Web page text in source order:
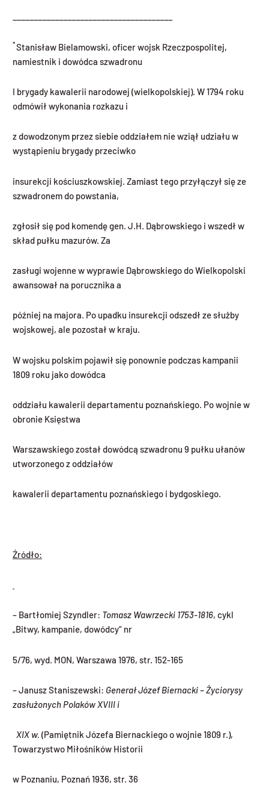
*Stanisław Bielamowski, oficer wojsk Rzeczpospolitej,
namiestnik i dowódca szwadronu
I brygady kawalerii narodowej (wielkopolskiej). W 1794 roku
odmówił wykonania rozkazu i
z dowodzonym przez siebie oddziałem nie wziął udziału w
wystąpieniu brygady przeciwko
insurekcji kościuszkowskiej. Zamiast tego przyłączył się ze
szwadronem do powstania,
zgłosił się pod komendę gen. J.H. Dąbrowskiego i wszedł w
skład pułku mazurów. Za
zasługi wojenne w wyprawie Dąbrowskiego do Wielkopolski
awansował na porucznika a
później na majora. Po upadku insurekcji odszedł ze służby
wojskowej, ale pozostał w kraju.
W wojsku polskim pojawił się ponownie podczas kampanii
1809 roku jako dowódca
oddziału kawalerii departamentu poznańskiego. Po wojnie w
obronie Księstwa
Warszawskiego został dowódcą szwadronu 9 pułku ułanów
utworzonego z oddziałów
kawalerii departamentu poznańskiego i bydgoskiego.
Źródło:
– Bartłomiej Szyndler: Tomasz Wawrzecki 1753-1816, cykl
„Bitwy, kampanie, dowódcy“ nr
5/76, wyd. MON, Warszawa 1976, str. 152-165
– Janusz Staniszewski: Generał Józef Biernacki – Życiorysy
zasłużonych Polaków XVIII i
XIX w. (Pamiętnik Józefa Biernackiego o wojnie 1809 r.),
Towarzystwo Miłośników Historii
w Poznaniu, Poznań 1936, str. 36